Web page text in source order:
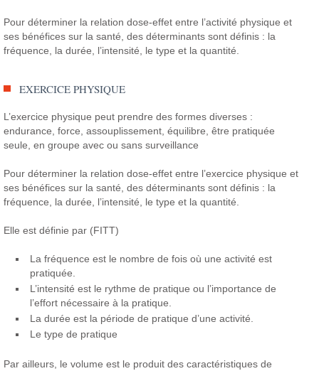
Pour déterminer la relation dose-effet entre l’activité physique et
ses bénéfices sur la santé, des déterminants sont définis : la
fréquence, la durée, l’intensité, le type et la quantité.
EXERCICE PHYSIQUE
L’exercice physique peut prendre des formes diverses :
endurance, force, assouplissement, équilibre, être pratiquée
seule, en groupe avec ou sans surveillance
Pour déterminer la relation dose-effet entre l’exercice physique et
ses bénéfices sur la santé, des déterminants sont définis : la
fréquence, la durée, l’intensité, le type et la quantité.
Elle est définie par (FITT)
La fréquence est le nombre de fois où une activité est
pratiquée.
L’intensité est le rythme de pratique ou l’importance de
l’effort nécessaire à la pratique.
La durée est la période de pratique d’une activité.
Le type de pratique
Par ailleurs, le volume est le produit des caractéristiques de